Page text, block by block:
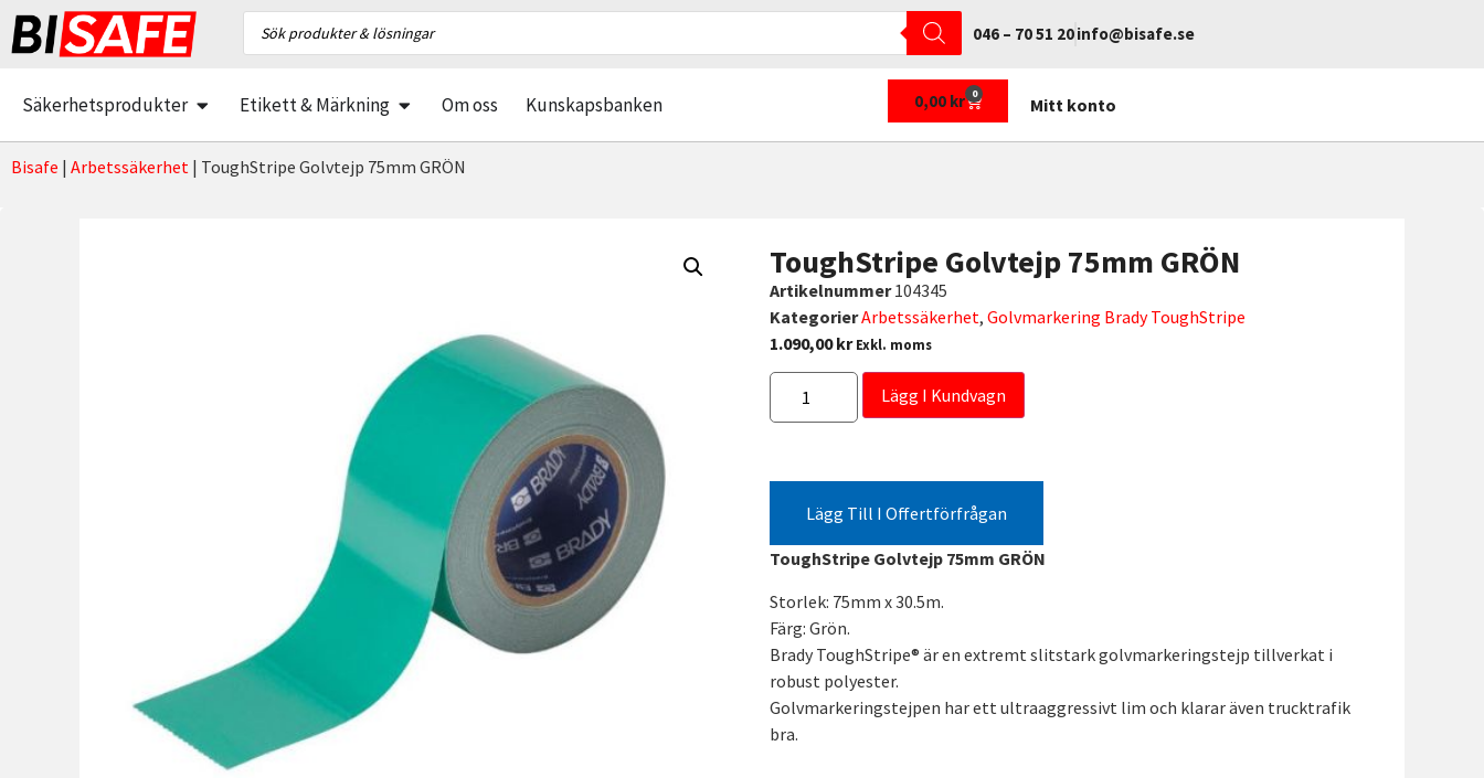
046 – 70 51 20info@bisafe.se
Säkerhetsprodukter Etikett & Märkning Om oss Kunskapsbanken 0,00 kr 0
Mitt konto
Bisafe | Arbetssäkerhet | ToughStripe Golvtejp 75mm GRÖN
ToughStripe Golvtejp 75mm GRÖN
Artikelnummer104345
KategorierArbetssäkerhet, Golvmarkering Brady ToughStripe
1.090,00kr Exkl. moms
Lägg I Kundvagn
Lägg Till I Offertförfrågan
ToughStripe Golvtejp 75mm GRÖN
Storlek: 75mm x 30.5m.
Färg: Grön.
Brady ToughStripe® är en extremt slitstark golvmarkeringstejp tillverkat i
robust polyester.
Golvmarkeringstejpen har ett ultraaggressivt lim och klarar även trucktrafik
bra.